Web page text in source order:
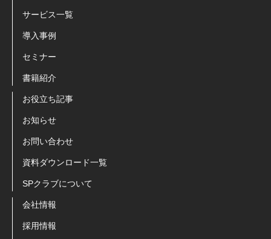
サービス一覧
導入事例
セミナー
書籍紹介
お役立ち記事
お知らせ
お問い合わせ
資料ダウンロード一覧
SPクラブについて
会社情報
採用情報